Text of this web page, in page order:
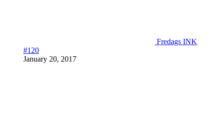
Fredags INK
#120
January 20, 2017